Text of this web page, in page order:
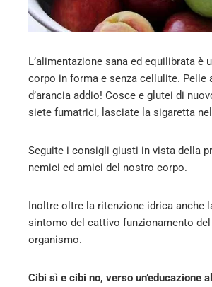
L’alimentazione sana ed equilibrata è
corpo in forma e senza cellulite. Pelle
d’arancia addio! Cosce e glutei di
siete fumatrici, lasciate la sigaretta
Seguite i consigli giusti in vista della
nemici ed amici del nostro corpo.
Inoltre oltre la ritenzione idrica anche
sintomo del cattivo funzionamento
organismo.
Cibi sì e cibi no, verso un’educazione